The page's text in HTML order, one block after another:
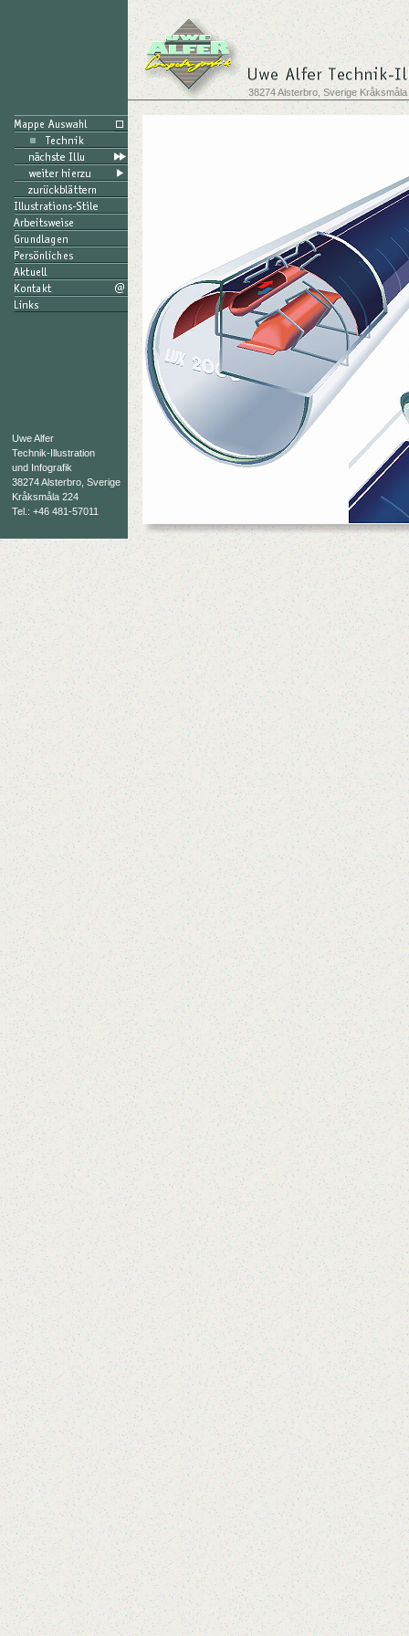
38274 Alsterbro, Sverige
Uwe Alfer
Technik-Illustration
und Infografik
38274 Alsterbro, Sverige
Kråksmåla 224
Tel.: +46 481-57011